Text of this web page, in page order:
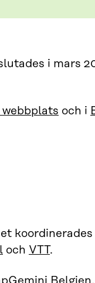
i mars
webbplats och i
och VTT.